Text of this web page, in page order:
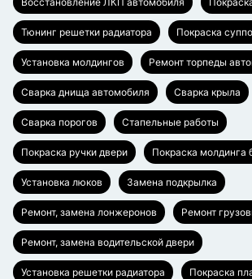
Тюнинг решетки радиатора Покраска
Установка молдингов Ремонт торпеды
Сварка днища автомобиля Сварка крыла
Сварка порогов Стапельные работы
Покраска ручки двери Покраска молдинга
Установка люков Замена подкрылка
Ремонт, замена лонжеронов Ремонт
Ремонт, замена водительской двери
Установка решетки радиатора Покраска